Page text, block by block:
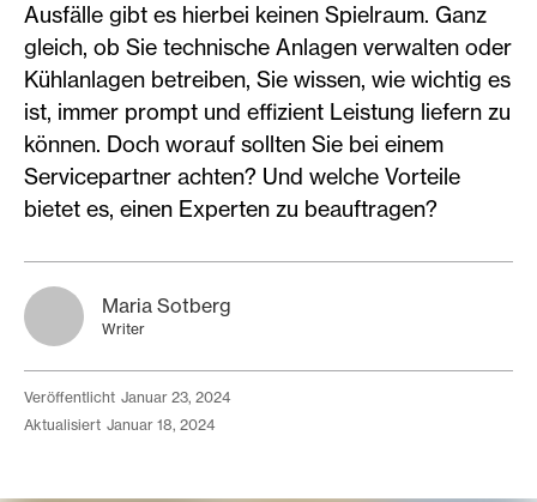
Ausfälle gibt es hierbei keinen Spielraum. Ganz
gleich, ob Sie technische Anlagen verwalten oder
Kühlanlagen betreiben, Sie wissen, wie wichtig es
ist, immer prompt und effizient Leistung liefern zu
können. Doch worauf sollten Sie bei einem
Servicepartner achten? Und welche Vorteile
bietet es, einen Experten zu beauftragen?
Maria Sotberg
Writer
veröffentlicht Januar 23, 2024
aktualisiert Januar 18, 2024